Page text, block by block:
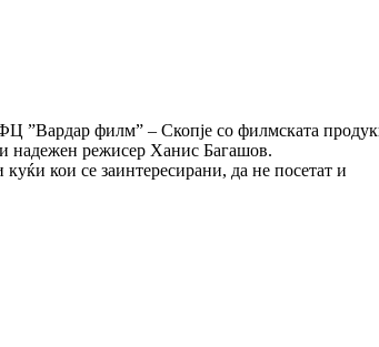
филмˮ – Скопје со филмската
и надежен режисер Ханис Багашов.
кои се заинтересирани, да не посетат и